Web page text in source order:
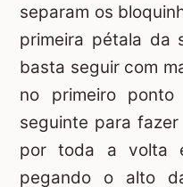
separam os
primeira pétala da
basta seguir com
no primeiro
seguinte para
por toda a volta
pegando o alto